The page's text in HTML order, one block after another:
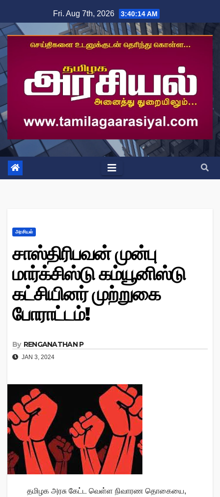
to
content
Fri. Aug 7th, 2026 3:40:14 AM
அரசியல்
சாஸ்திரிபவன் முன்பு
மார்க்சிஸ்டு கம்யூனிஸ்டு
கட்சியினர் முற்றுகை
போராட்டம்!
By RENGANATHAN P
JAN 3, 2024
தமிழக அரசு கேட்ட வெள்ள நிவாரண தொகையை,